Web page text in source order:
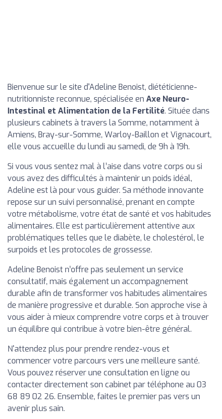
Bienvenue sur le site d'Adeline Benoist, diététicienne-
nutritionniste reconnue, spécialisée en Axe Neuro-
Intestinal et Alimentation de la Fertilité. Située dans
plusieurs cabinets à travers la Somme, notamment à
Amiens, Bray-sur-Somme, Warloy-Baillon et Vignacourt,
elle vous accueille du lundi au samedi, de 9h à 19h.
Si vous vous sentez mal à l’aise dans votre corps ou si
vous avez des difficultés à maintenir un poids idéal,
Adeline est là pour vous guider. Sa méthode innovante
repose sur un suivi personnalisé, prenant en compte
votre métabolisme, votre état de santé et vos habitudes
alimentaires. Elle est particulièrement attentive aux
problématiques telles que le diabète, le cholestérol, le
surpoids et les protocoles de grossesse.
Adeline Benoist n’offre pas seulement un service
consultatif, mais également un accompagnement
durable afin de transformer vos habitudes alimentaires
de manière progressive et durable. Son approche vise à
vous aider à mieux comprendre votre corps et à trouver
un équilibre qui contribue à votre bien-être général.
N'attendez plus pour prendre rendez-vous et
commencer votre parcours vers une meilleure santé.
Vous pouvez réserver une consultation en ligne ou
contacter directement son cabinet par téléphone au 03
68 89 02 26. Ensemble, faites le premier pas vers un
avenir plus sain.